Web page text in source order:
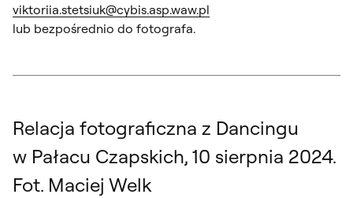
viktoriia.stetsiuk@cybis.asp.waw.pl
lub bezpośrednio do fotografa.
Relacja fotograficzna z Dancingu
w Pałacu Czapskich, 10 sierpnia 2024.
Fot. Maciej Welk